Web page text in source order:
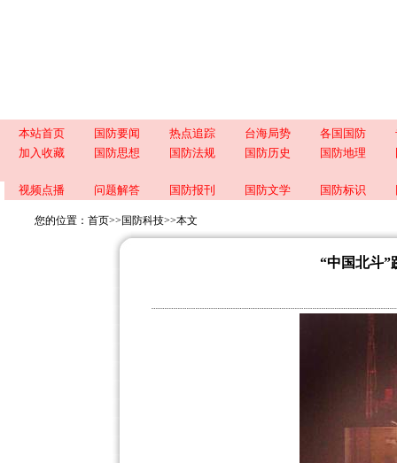
本站首页 国防要闻 热点追踪 台海局势 各国国防
加入收藏
国防思想 国防法规 国防历史 国防地理
视频点播 问题解答 国防报刊 国防文学 国防标识
您的位置： 首页>> 国防科技>>本文
“中国北斗”